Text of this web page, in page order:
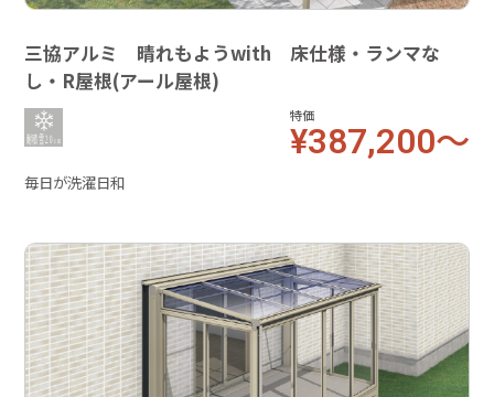
三協アルミ 晴れもようwith 床仕様・ランマな
し・R屋根(アール屋根)
特価
¥387,200～
毎日が洗濯日和